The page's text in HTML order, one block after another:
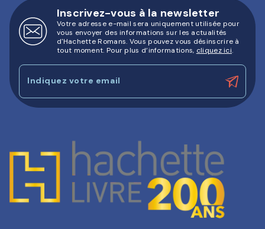
Inscrivez-vous à la newsletter
Votre adresse e-mail sera uniquement utilisée pour
vous envoyer des informations sur les actualités
d'Hachette Romans. Vous pouvez vous désinscrire à
tout moment. Pour plus d’informations, cliquez ici.
Indiquez votre email